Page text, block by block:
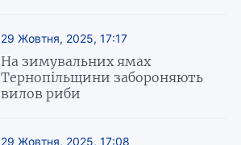
29 Жовтня, 2025, 17:17
На зимувальних ямах
Тернопільщини забороняють
вилов риби
29 Жовтня, 2025, 17:08